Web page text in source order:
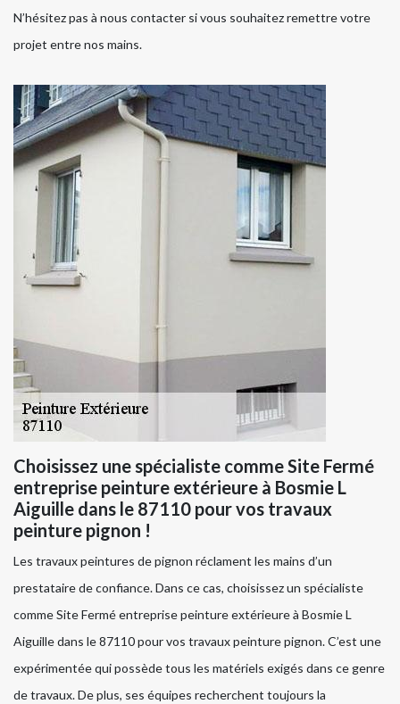
N’hésitez pas à nous contacter si vous souhaitez remettre votre
projet entre nos mains.
Choisissez une spécialiste comme Site Fermé
entreprise peinture extérieure à Bosmie L
Aiguille dans le 87110 pour vos travaux
peinture pignon !
Les travaux peintures de pignon réclament les mains d’un
prestataire de confiance. Dans ce cas, choisissez un spécialiste
comme Site Fermé entreprise peinture extérieure à Bosmie L
Aiguille dans le 87110 pour vos travaux peinture pignon. C’est une
expérimentée qui possède tous les matériels exigés dans ce genre
de travaux. De plus, ses équipes recherchent toujours la